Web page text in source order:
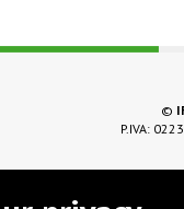
©
P.IVA: